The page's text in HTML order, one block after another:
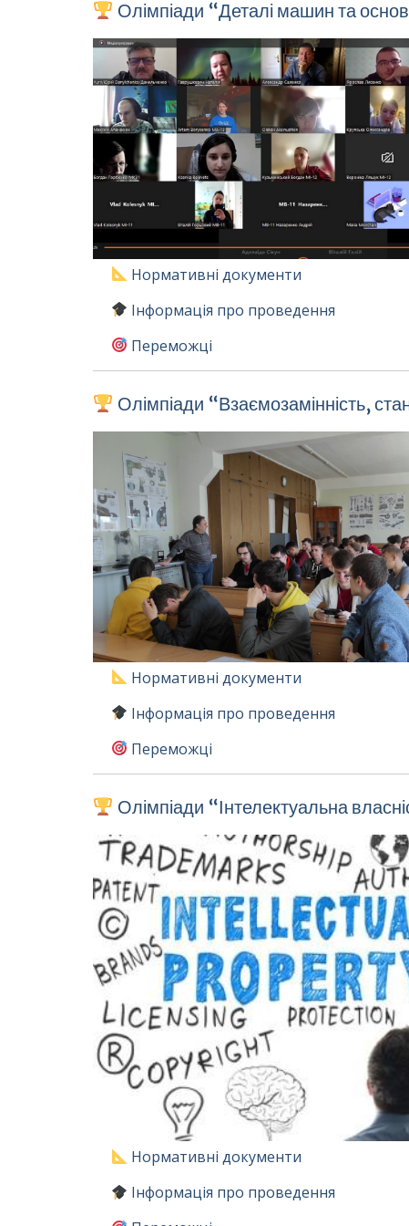
Олімпіади “Деталі машин та
Нормативні документи
Інформація про проведення
Переможці
Олімпіади “Взаємозамінність,
Нормативні документи
Інформація про проведення
Переможці
Олімпіади “Інтелектуальна
Нормативні документи
Інформація про проведення